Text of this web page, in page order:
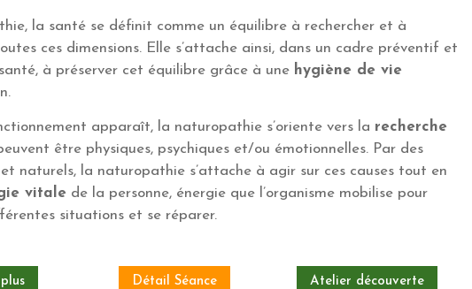
la santé se définit comme un équilibre à rechercher et à
ces dimensions. Elle s’attache ainsi, dans un cadre préventif et
à préserver cet équilibre grâce à une hygiène de vie
apparaît, la naturopathie s’oriente vers la recherche
être physiques, psychiques et/ou émotionnelles. Par des
naturels, la naturopathie s’attache à agir sur ces causes tout en
vitale de la personne, énergie que l’organisme mobilise pour
situations et se réparer.
Détail Séance Atelier découverte